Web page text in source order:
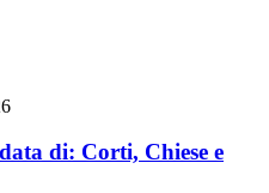
di: Corti, Chiese e